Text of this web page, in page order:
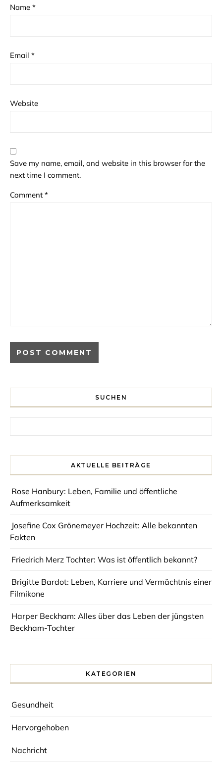
Name *
Email *
Website
Save my name, email, and website in this browser for the
next time I comment.
Comment *
SUCHEN
AKTUELLE BEITRÄGE
Rose Hanbury: Leben, Familie und öffentliche
Aufmerksamkeit
Josefine Cox Grönemeyer Hochzeit: Alle bekannten
Fakten
Friedrich Merz Tochter: Was ist öffentlich bekannt?
Brigitte Bardot: Leben, Karriere und Vermächtnis einer
Filmikone
Harper Beckham: Alles über das Leben der jüngsten
Beckham-Tochter
KATEGORIEN
Gesundheit
Hervorgehoben
Nachricht